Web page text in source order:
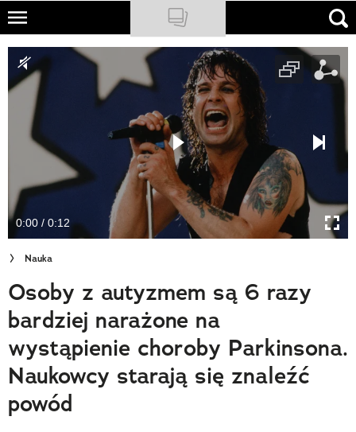
Skip
main
content
NATIONAL GEOGRAPHIC
TRAVELER
PODCASTY
Newsletter
Cuda Polski
Wielki Konkurs Fotograficzny
Trendbook Podróżniczy
Polecane
0:00 / 0:12
Nauka
Osoby z autyzmem są 6 razy
bardziej narażone na
wystąpienie choroby Parkinsona.
Naukowcy starają się znaleźć
powód